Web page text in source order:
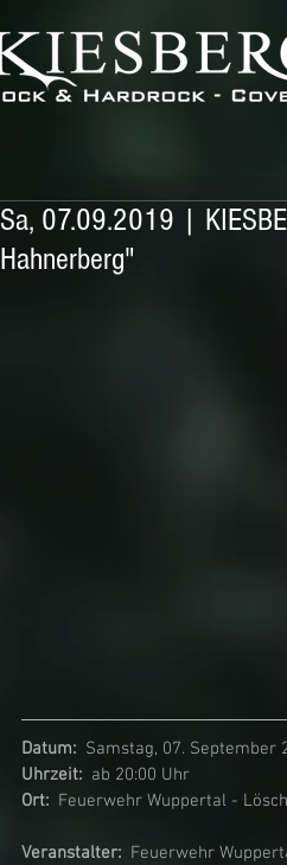
Sa, 07.09.2019 |
Hahnerberg"
Datum:
Samstag, 07. September
Uhrzeit: ab 20:00 Uhr
Ort:
Feuerwehr Wuppertal -
Veranstalter: Feuerwehr